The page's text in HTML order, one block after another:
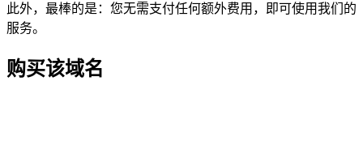
此外，最棒的是：您无需支付任何额外费用，即可使用我们的
服务。
购买该域名